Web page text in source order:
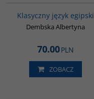
Klasyczny język egipski
Dembska Albertyna
70.00PLN
ZOBACZ